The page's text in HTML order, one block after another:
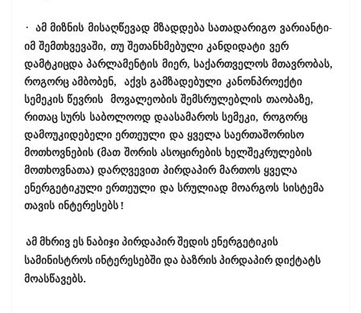
· ამ მიზნის მისაღწევად მზადდება სათადარიგო ვარიანტი-
იმ შემთხვევაში, თუ შეთანხმებული კანდიდატი ვერ
დამტკიცდა პარლამენტის მიერ, საქართველოს მთავრობას,
როგორც ამბობენ, აქვს გამზადებული კანონპროექტი
სემეკის წევრის მოვალეობის შემსრულებლის თაობაზე,
რითაც სურს საბოლოოდ დაასამაროს სემეკი, როგორც
დამოუკიდებელი ერთეული და ყველა საერთაშორისო
მოთხოვნების (მათ შორის ასოცირების ხელშეკრულების
მოთხოვნათა) დარღვევით პირდაპირ მართოს ყველა
ენერგეტიკული ერთეული და სრულიად მოარგოს სისტემა
თავის ინტერესებს!
ამ მხრივ ეს ნაბიჯი პირდაპირ შედის ენერგეტიკის
სამინისტროს ინტერესებში და ბაზრის პირდაპირ დიქტატს
მოასწავებს.